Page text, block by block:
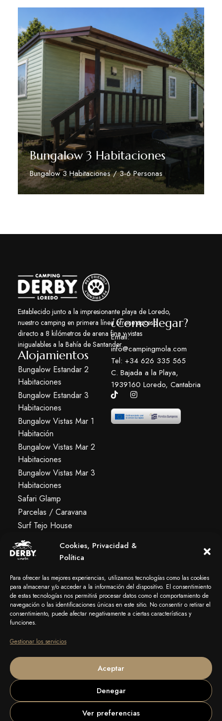
Cookies, Privacidad &
Política
Para ofrecer las mejores experiencias, utilizamos tecnologías como las cookies
para almacenar y/o acceder a la información del dispositivo. El consentimiento
de estas tecnologías nos permitirá procesar datos como el comportamiento de
navegación o las identificaciones únicas en este sitio. No consentir o retirar el
consentimiento, puede afectar negativamente a ciertas características y
funciones.
Gestionar los servicios
Aceptar
Denegar
Ver preferencias
Bungalow 3 Habitaciones
Bungalow 3 Habitaciones / 3-6 Personas
Descubre Más
Establecido junto a la impresionante playa de Loredo,
nuestro camping en primera línea ofrece acceso
directo a 8 kilómetros de arena fina y vistas
inigualables a la Bahía de Santander.
Alojamientos
Bungalow Estandar 2
Habitaciones
Bungalow Estandar 3
Habitaciones
Bungalow Vistas Mar 1
Habitación
Bungalow Vistas Mar 2
Habitaciones
Bungalow Vistas Mar 3
Habitaciones
Safari Glamp
Parcelas / Caravana
Surf Tejo House
Albergue Premium
Servicios
Surf & Alquiler
'La Molona' Bar
Mola! Blog
¿Como llegar?
Email:
info@campingmola.com
Tel: +34 626 335 565
C. Bajada a la Playa,
1939160 Loredo, Cantabria
2026Camping Mola! Surf.